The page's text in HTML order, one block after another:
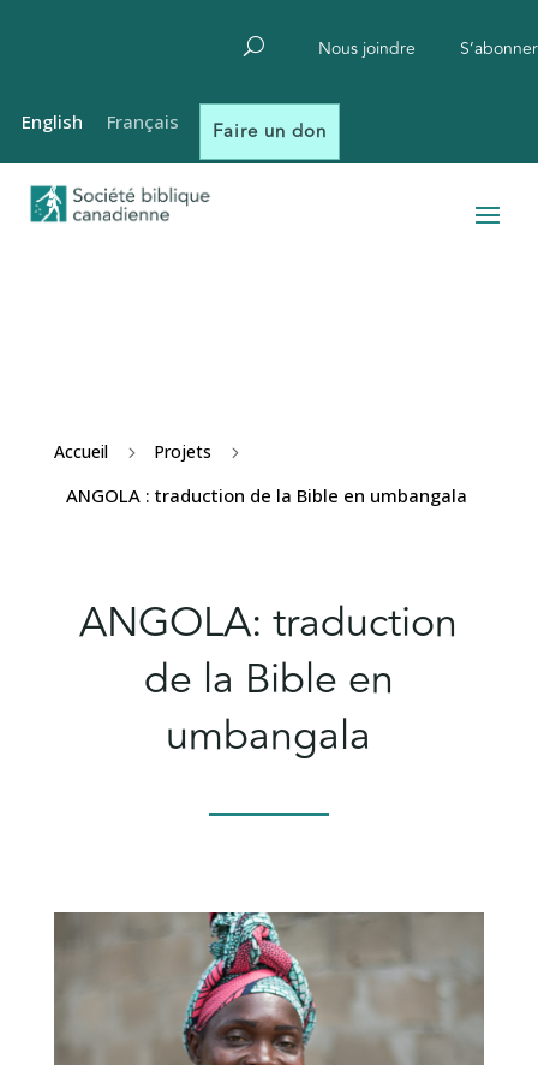
Nous joindre S’abonner
Faire un don
Accueil 5 Projets 5
ANGOLA : traduction de la Bible en umbangala
ANGOLA: traduction
de la Bible en
umbangala
English Français